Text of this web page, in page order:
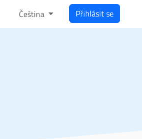
Čeština Přihlásit se